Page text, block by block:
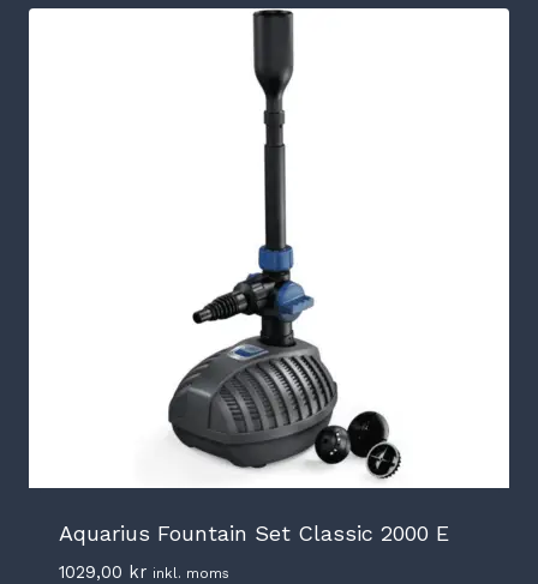
Aquarius Fountain Set Classic 2000 E
1029,00 kr inkl. moms